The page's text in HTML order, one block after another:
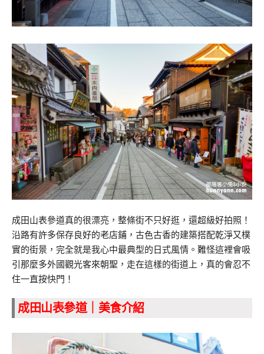
成田山表參道真的很漂亮，整條街不只好逛，還超級好拍照！
沿路有許多保存良好的老店鋪，古色古香的建築搭配乾淨又樸
實的街景，完全就是我心中最典型的日式風情。難怪這裡會吸
引那麼多外國觀光客來朝聖，走在這樣的街道上，真的會忍不
住一直按快門！
成田山表參道｜美食介紹